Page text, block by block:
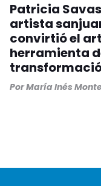
Patricia
artista
convirtió el
herramienta
PorMaría Inés